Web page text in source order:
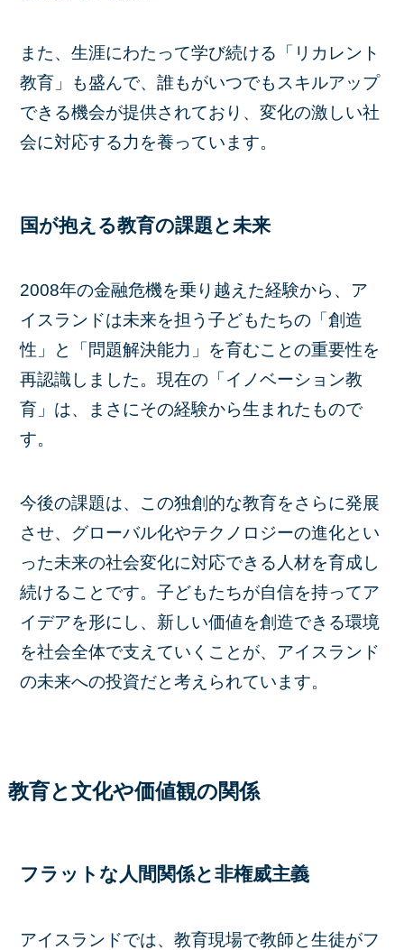
また、生涯にわたって学び続ける「リカレント
教育」も盛んで、誰もがいつでもスキルアップ
できる機会が提供されており、変化の激しい社
会に対応する力を養っています。
国が抱える教育の課題と未来
2008年の金融危機を乗り越えた経験から、ア
イスランドは未来を担う子どもたちの「創造
性」と「問題解決能力」を育むことの重要性を
再認識しました。現在の「イノベーション教
育」は、まさにその経験から生まれたもので
す。
今後の課題は、この独創的な教育をさらに発展
させ、グローバル化やテクノロジーの進化とい
った未来の社会変化に対応できる人材を育成し
続けることです。子どもたちが自信を持ってア
イデアを形にし、新しい価値を創造できる環境
を社会全体で支えていくことが、アイスランド
の未来への投資だと考えられています。
教育と文化や価値観の関係
フラットな人間関係と非権威主義
アイスランドでは、教育現場で教師と生徒がフ